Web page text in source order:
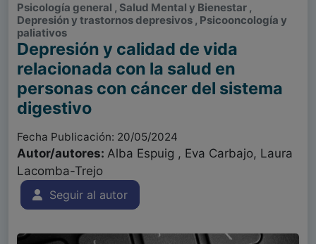
Psicología general , Salud Mental y Bienestar ,
Depresión y trastornos depresivos , Psicooncología y
paliativos
Depresión y calidad de vida
relacionada con la salud en
personas con cáncer del sistema
digestivo
Fecha Publicación: 20/05/2024
Autor/autores: Alba Espuig , Eva Carbajo, Laura
Lacomba-Trejo
Seguir al autor